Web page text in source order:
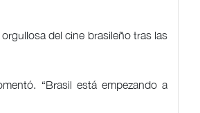
del cine brasileño tras las
“Brasil está empezando a